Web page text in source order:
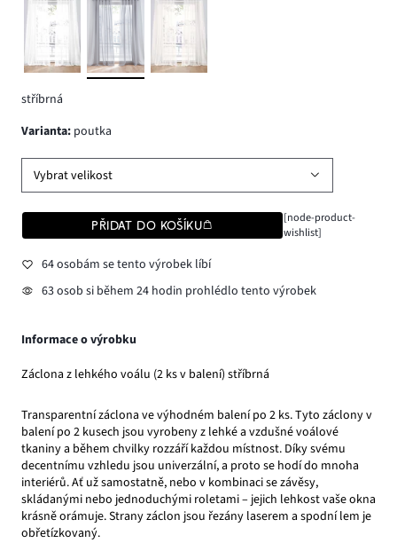
stříbrná
varianta: poutka
Vybrat velikost
PŘIDAT DO KOŠÍKU
[node-product-
wishlist]
64 osobám se tento výrobek líbí
63 osob si během 24 hodin prohlédlo tento výrobek
Informace o výrobku
Záclona z lehkého voálu (2 ks v balení) stříbrná
Transparentní záclona ve výhodném balení po 2 ks. Tyto záclony v
balení po 2 kusech jsou vyrobeny z lehké a vzdušné voálové
tkaniny a během chvilky rozzáří každou místnost. Díky svému
decentnímu vzhledu jsou univerzální, a proto se hodí do mnoha
interiérů. Ať už samostatně, nebo v kombinaci se závěsy,
skládanými nebo jednoduchými roletami – jejich lehkost vaše okna
krásně orámuje. Strany záclon jsou řezány laserem a spodní lem je
obřetízkovaný.